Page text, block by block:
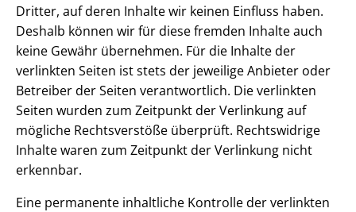
Dritter, auf deren Inhalte wir keinen Einfluss haben.
Deshalb können wir für diese fremden Inhalte auch
keine Gewähr übernehmen. Für die Inhalte der
verlinkten Seiten ist stets der jeweilige Anbieter oder
Betreiber der Seiten verantwortlich. Die verlinkten
Seiten wurden zum Zeitpunkt der Verlinkung auf
mögliche Rechtsverstöße überprüft. Rechtswidrige
Inhalte waren zum Zeitpunkt der Verlinkung nicht
erkennbar.
Eine permanente inhaltliche Kontrolle der verlinkten